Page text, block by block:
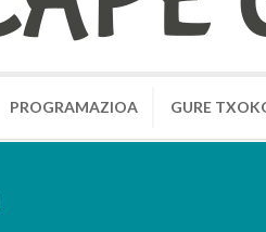
PROGRAMAZIOA GURE